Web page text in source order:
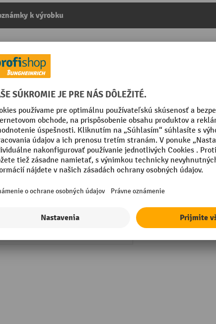
k výrobku
nosič SCHULTE, typ S, VxŠ 1 000 x 1,825 mm
Z kategórie:Príslušenstvo k paletovému regálu typu S
modrá
Oceľ
Made in Germany
pozinkovaná
Veľkosť ôk v x š
Vlastná hmotnosť
Výška